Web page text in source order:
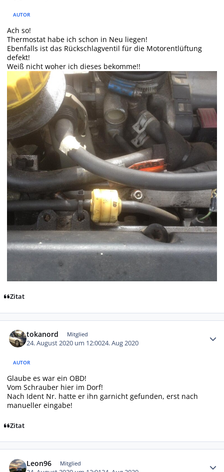
AUTOR
Ach so!
Thermostat habe ich schon in Neu liegen!
Ebenfalls ist das Rückschlagventil für die Motorentlüftung
defekt!
Weiß nicht woher ich dieses bekomme!!
Zitat
tokanord Mitglied
24. August 2020 um 12:0024. Aug 2020
AUTOR
Glaube es war ein OBD!
Vom Schrauber hier im Dorf!
Nach Ident Nr. hatte er ihn garnicht gefunden, erst nach
manueller eingabe!
Zitat
Leon96 Mitglied